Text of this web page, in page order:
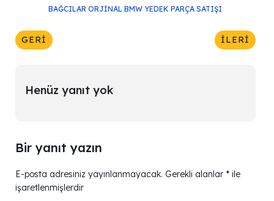
BAĞCILAR ORJINAL BMW YEDEK PARÇA SATIŞI
GERI İLERI
Henüz yanıt yok
Bir yanıt yazın
E-posta adresiniz yayınlanmayacak. Gerekli alanlar * ile
işaretlenmişlerdir